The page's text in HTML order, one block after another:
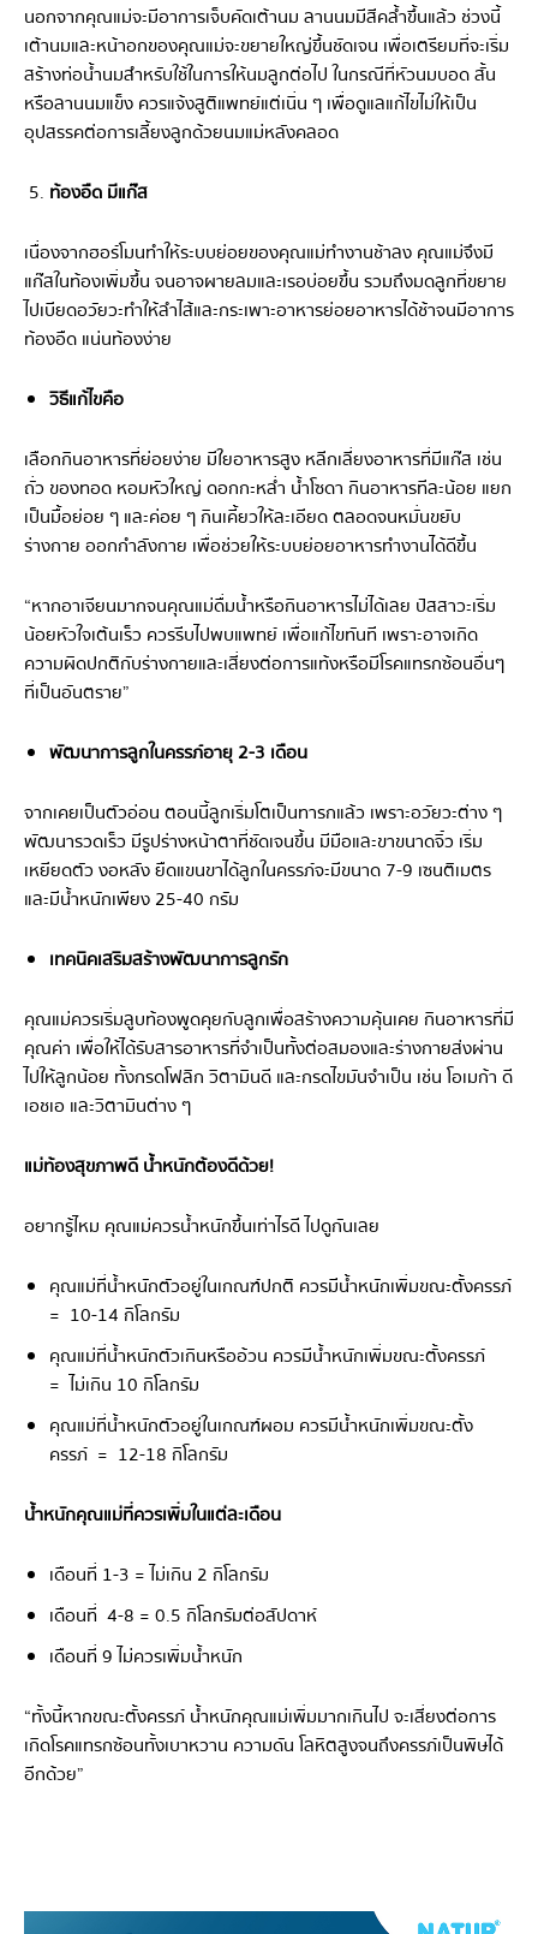
นอกจากคุณแม่จะมีอาการเจ็บคัดเต้านม ลานนมมีสีคล้ำขึ้นแล้ว ช่วงนี้
เต้านมและหน้าอกของคุณแม่จะขยายใหญ่ขึ้นชัดเจน เพื่อเตรียมที่จะเริ่ม
สร้างท่อน้ำนมสำหรับใช้ในการให้นมลูกต่อไป ในกรณีที่หัวนมบอด สั้น
หรือลานนมแข็ง ควรแจ้งสูติแพทย์แต่เนิ่น ๆ เพื่อดูแลแก้ไขไม่ให้เป็น
อุปสรรคต่อการเลี้ยงลูกด้วยนมแม่หลังคลอด
ท้องอืด มีแก๊ส
เนื่องจากฮอร์โมนทำให้ระบบย่อยของคุณแม่ทำงานช้าลง คุณแม่จึงมี
แก๊สในท้องเพิ่มขึ้น จนอาจผายลมและเรอบ่อยขึ้น รวมถึงมดลูกที่ขยาย
ไปเบียดอวัยวะทำให้ลำไส้และกระเพาะอาหารย่อยอาหารได้ช้าจนมีอาการ
ท้องอืด แน่นท้องง่าย
วิธีแก้ไขคือ
เลือกกินอาหารที่ย่อยง่าย มีใยอาหารสูง หลีกเลี่ยงอาหารที่มีแก๊ส เช่น
ถั่ว ของทอด หอมหัวใหญ่ ดอกกะหล่ำ น้ำโซดา กินอาหารทีละน้อย แยก
เป็นมื้อย่อย ๆ และค่อย ๆ กินเคี้ยวให้ละเอียด ตลอดจนหมั่นขยับ
ร่างกาย ออกกำลังกาย เพื่อช่วยให้ระบบย่อยอาหารทำงานได้ดีขึ้น
“หากอาเจียนมากจนคุณแม่ดื่มน้ำหรือกินอาหารไม่ได้เลย ปัสสาวะเริ่ม
น้อยหัวใจเต้นเร็ว ควรรีบไปพบแพทย์ เพื่อแก้ไขทันที เพราะอาจเกิด
ความผิดปกติกับร่างกายและเสี่ยงต่อการแท้งหรือมีโรคแทรกซ้อนอื่นๆ
ที่เป็นอันตราย”
พัฒนาการลูกในครรภ์อายุ 2-3 เดือน
จากเคยเป็นตัวอ่อน ตอนนี้ลูกเริ่มโตเป็นทารกแล้ว เพราะอวัยวะต่าง ๆ
พัฒนารวดเร็ว มีรูปร่างหน้าตาที่ชัดเจนขึ้น มีมือและขาขนาดจิ๋ว เริ่ม
เหยียดตัว งอหลัง ยืดแขนขาได้ลูกในครรภ์จะมีขนาด 7-9 เซนติเมตร
และมีน้ำหนักเพียง 25-40 กรัม
เทคนิคเสริมสร้างพัฒนาการลูกรัก
คุณแม่ควรเริ่มลูบท้องพูดคุยกับลูกเพื่อสร้างความคุ้นเคย กินอาหารที่มี
คุณค่า เพื่อให้ได้รับสารอาหารที่จำเป็นทั้งต่อสมองและร่างกายส่งผ่าน
ไปให้ลูกน้อย ทั้งกรดโฟลิก วิตามินดี และกรดไขมันจำเป็น เช่น โอเมก้า ดี
เอชเอ และวิตามินต่าง ๆ
แม่ท้องสุขภาพดี น้ำหนักต้องดีด้วย!
อยากรู้ไหม คุณแม่ควรน้ำหนักขึ้นเท่าไรดี ไปดูกันเลย
คุณแม่ที่น้ำหนักตัวอยู่ในเกณฑ์ปกติ ควรมีน้ำหนักเพิ่มขณะตั้งครรภ์
= 10-14 กิโลกรัม
คุณแม่ที่น้ำหนักตัวเกินหรืออ้วน ควรมีน้ำหนักเพิ่มขณะตั้งครรภ์
= ไม่เกิน 10 กิโลกรัม
คุณแม่ที่น้ำหนักตัวอยู่ในเกณฑ์ผอม ควรมีน้ำหนักเพิ่มขณะตั้ง
ครรภ์ = 12-18 กิโลกรัม
น้ำหนักคุณแม่ที่ควรเพิ่มในแต่ละเดือน
เดือนที่ 1-3 = ไม่เกิน 2 กิโลกรัม
เดือนที่ 4-8 = 0.5 กิโลกรัมต่อสัปดาห์
เดือนที่ 9 ไม่ควรเพิ่มน้ำหนัก
“ทั้งนี้หากขณะตั้งครรภ์ น้ำหนักคุณแม่เพิ่มมากเกินไป จะเสี่ยงต่อการ
เกิดโรคแทรกซ้อนทั้งเบาหวาน ความดัน โลหิตสูงจนถึงครรภ์เป็นพิษได้
อีกด้วย”